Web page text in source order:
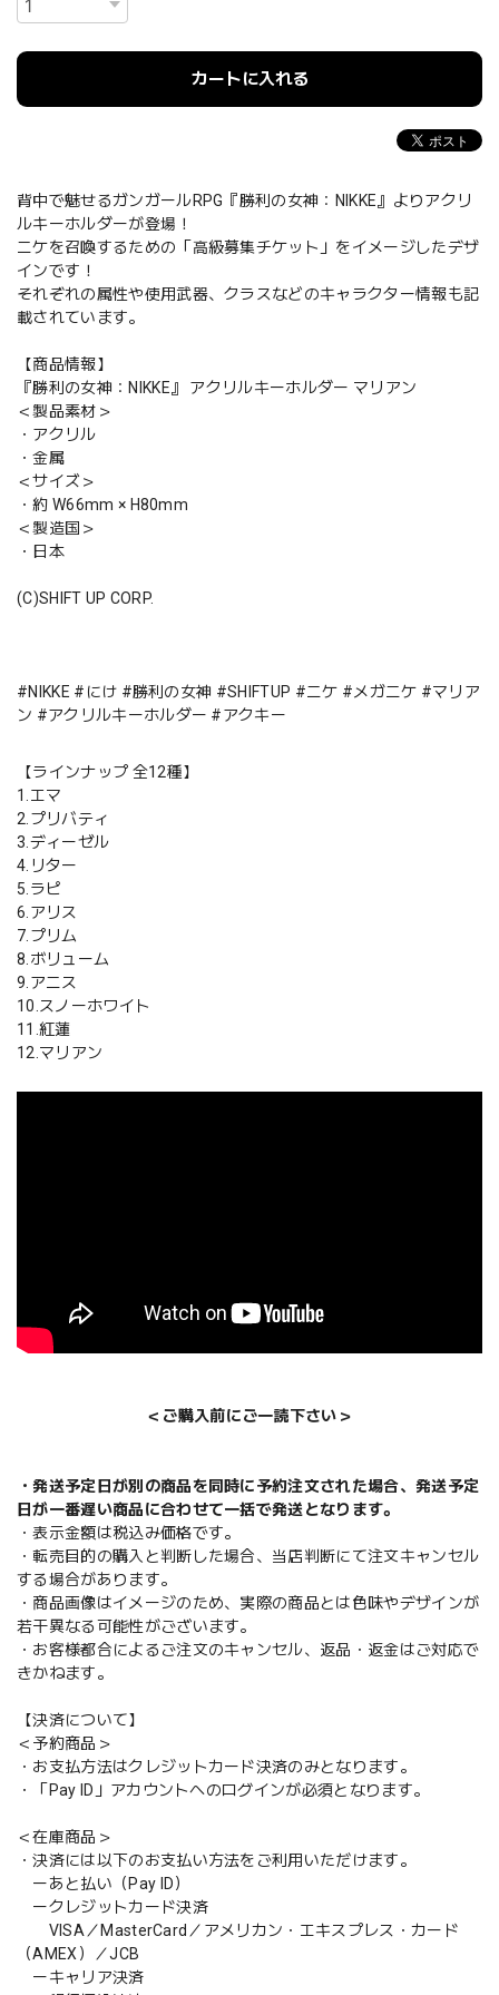
カートに入れる
背中で魅せるガンガールRPG『勝利の女神：NIKKE』よりアクリ
ルキーホルダーが登場！
ニケを召喚するための「高級募集チケット」をイメージしたデザ
インです！
それぞれの属性や使用武器、クラスなどのキャラクター情報も記
載されています。
【商品情報】
『勝利の女神：NIKKE』 アクリルキーホルダー マリアン
＜製品素材＞
・アクリル
・金属
＜サイズ＞
・約 W66mm × H80mm
＜製造国＞
・日本
(C)SHIFT UP CORP.
#NIKKE #にけ #勝利の女神 #SHIFTUP #ニケ #メガニケ #マリア
ン #アクリルキーホルダー #アクキー
【ラインナップ 全12種】
1.エマ
2.プリバティ
3.ディーゼル
4.リター
5.ラピ
6.アリス
7.プリム
8.ボリューム
9.アニス
10.スノーホワイト
11.紅蓮
12.マリアン
＜ご購入前にご一読下さい＞
・発送予定日が別の商品を同時に予約注文された場合、発送予定
日が一番遅い商品に合わせて一括で発送となります。
・表示金額は税込み価格です。
・転売目的の購入と判断した場合、当店判断にて注文キャンセル
する場合があります。
・商品画像はイメージのため、実際の商品とは色味やデザインが
若干異なる可能性がございます。
・お客様都合によるご注文のキャンセル、返品・返金はご対応で
きかねます。
【決済について】
＜予約商品＞
・お支払方法はクレジットカード決済のみとなります。
・「Pay ID」アカウントへのログインが必須となります。
＜在庫商品＞
・決済には以下のお支払い方法をご利用いただけます。
ーあと払い（Pay ID）
ークレジットカード決済
VISA／MasterCard／アメリカン・エキスプレス・カード
（AMEX）／JCB
ーキャリア決済